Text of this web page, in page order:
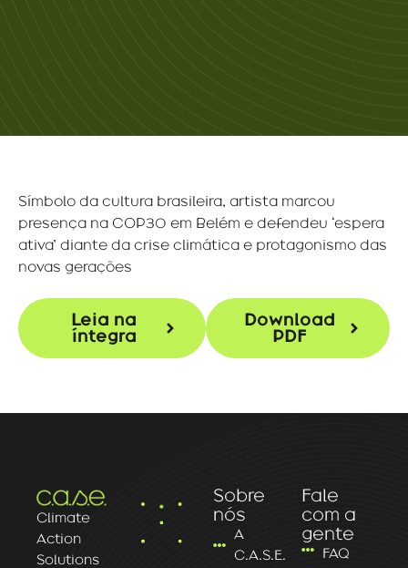
Símbolo da cultura brasileira, artista marcou
presença na COP30 em Belém e defendeu ‘espera
ativa’ diante da crise climática e protagonismo das
novas gerações
Leia na
íntegra
Download
PDF
Climate
Action
Solutions
Sobre
nós
A
C.A.S.E.
Fale
com a
gente
FAQ